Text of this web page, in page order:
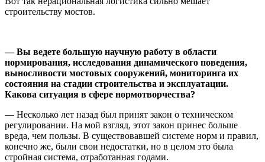
строительству мостов.
— Вы ведете большую научную работу в области
нормирования, исследования динамического поведения,
выносливости мостовых сооружений, мониторинга их
состояния на стадии строительства и эксплуатации.
Какова ситуация в сфере нормотворчества?
— Несколько лет назад был принят закон о техническом
регулировании. На мой взгляд, этот закон принес больше
вреда, чем пользы. В существовавшей системе норм и правил,
конечно же, были свои недостатки, но в целом это была
стройная система, отработанная годами.